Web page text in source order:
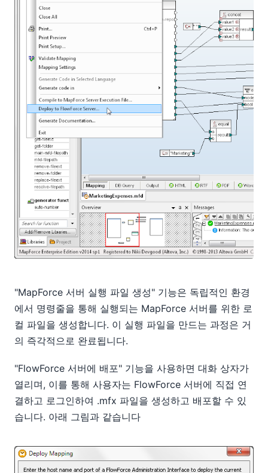
"MapForce 서버 실행 파일 생성" 기능은 독립적인 환경
에서 명령줄을 통해 실행되는 MapForce 서버를 위한 로
컬 파일을 생성합니다. 이 실행 파일을 만드는 과정은 거
의 즉각적으로 완료됩니다.
"FlowForce 서버에 배포" 기능을 사용하면 대화 상자가
열리며, 이를 통해 사용자는 FlowForce 서버에 직접 연
결하고 로그인하여 .mfx 파일을 생성하고 배포할 수 있
습니다. 아래 그림과 같습니다